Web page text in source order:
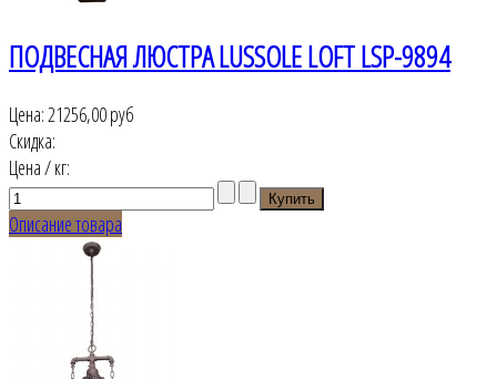
ПОДВЕСНАЯ ЛЮСТРА LUSSOLE LOFT LSP-9894
Цена:21256,00 руб
Скидка:
Цена / кг:
Описание товара